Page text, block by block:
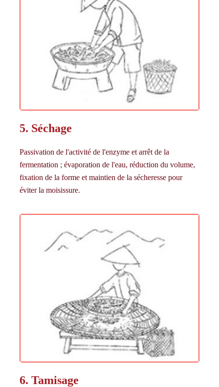
5. Séchage
Passivation de l'activité de l'enzyme et arrêt de la
fermentation ; évaporation de l'eau, réduction du volume,
fixation de la forme et maintien de la sécheresse pour
éviter la moisissure.
6. Tamisage